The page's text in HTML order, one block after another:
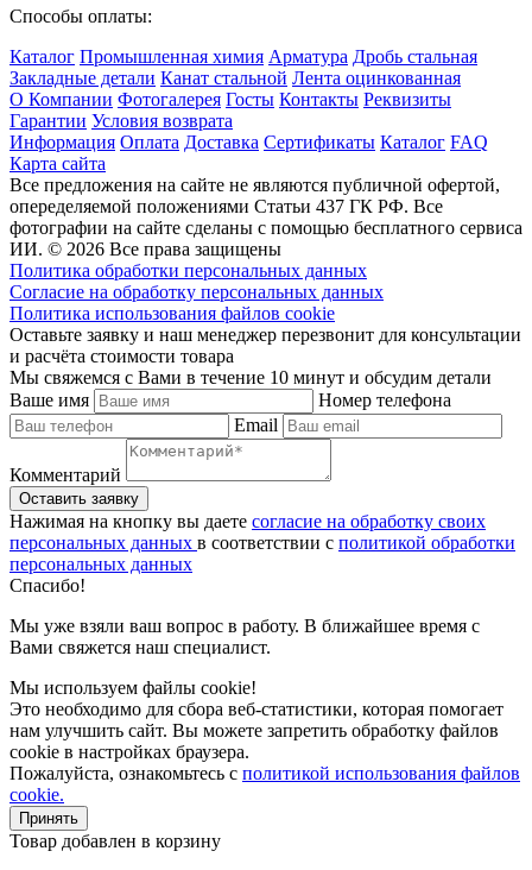
Способы оплаты:
Каталог Промышленная химия Арматура Дробь стальная
Закладные детали Канат стальной Лента оцинкованная
О Компании Фотогалерея Госты Контакты Реквизиты
Гарантии Условия возврата
Информация Оплата Доставка Сертификаты Каталог FAQ
Карта сайта
Все предложения на сайте не являются публичной офертой,
опеределяемой положениями Статьи 437 ГК РФ. Все
фотографии на сайте сделаны с помощью бесплатного сервиса
ИИ. © 2026 Все права защищены
Политика обработки персональных данных
Согласие на обработку персональных данных
Политика использования файлов cookie
Оставьте заявку и наш менеджер перезвонит для консультации
и расчёта стоимости товара
Мы свяжемся с Вами в течение 10 минут и обсудим детали
Ваше имя
Номер телефона
Email
Комментарий
Нажимая на кнопку вы даете согласие на обработку своих
персональных данных в соответствии с политикой обработки
персональных данных
Спасибо!
Мы уже взяли ваш вопрос в работу. В ближайшее время с
Вами свяжется наш специалист.
Мы используем файлы cookie!
Это необходимо для сбора веб-статистики, которая помогает
нам улучшить сайт. Вы можете запретить обработку файлов
cookie в настройках браузера.
Пожалуйста, ознакомьтесь с политикой использования файлов
cookie.
Принять
Товар добавлен в корзину